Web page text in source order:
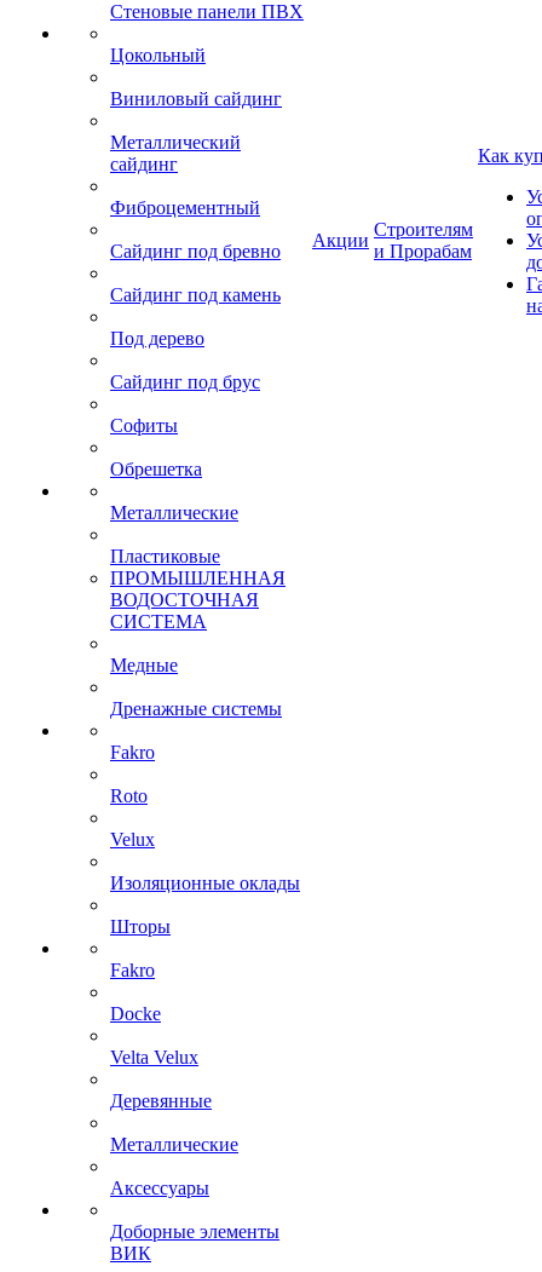
Стеновые панели ПВХ
Цокольный
Виниловый сайдинг
Металлический
сайдинг
Фиброцементный
Сайдинг под бревно
Сайдинг под камень
Под дерево
Сайдинг под брус
Софиты
Обрешетка
Металлические
Пластиковые
ПРОМЫШЛЕННАЯ
ВОДОСТОЧНАЯ
СИСТЕМА
Медные
Дренажные системы
Fakro
Roto
Velux
Изоляционные оклады
Шторы
Fakro
Docke
Velta Velux
Деревянные
Металлические
Аксессуары
Доборные элементы
ВИК
Акции
Строителям
и Прорабам
Как